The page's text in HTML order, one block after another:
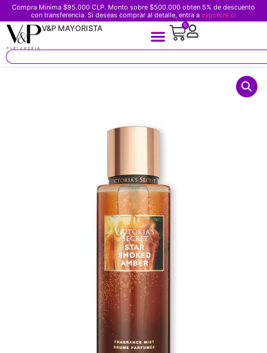
Compra Minima $95.000 CLP. Monto sobre $500.000 obten 5% de descuento
con transferencia. Si deseas comprar al detalle, entra a vypstore.cl
V&P MAYORISTA 0